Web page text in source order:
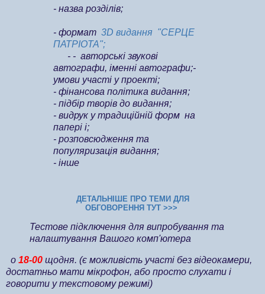
- назва розділів;
- формат 3D видання "СЕРЦЕ
ПАТРІОТА";
- - авторські звукові
автографи, іменні автографи;-
умови участі у проекті;
- фінансова політика видання;
- підбір творів до видання;
- видрук у традиційній форм на
папері і;
- розповсюдження та
популяризація видання;
- інше
ДЕТАЛЬНІШЕ ПРО ТЕМИ ДЛЯ
ОБГОВОРЕННЯ ТУТ >>>
Тестове підключення для випробування та
налаштування Вашого комп'ютера
о 18-00 щодня. (є можливість участі без відеокамери,
достатньо мати мікрофон, або просто слухати і
говорити у текстовому режимі)